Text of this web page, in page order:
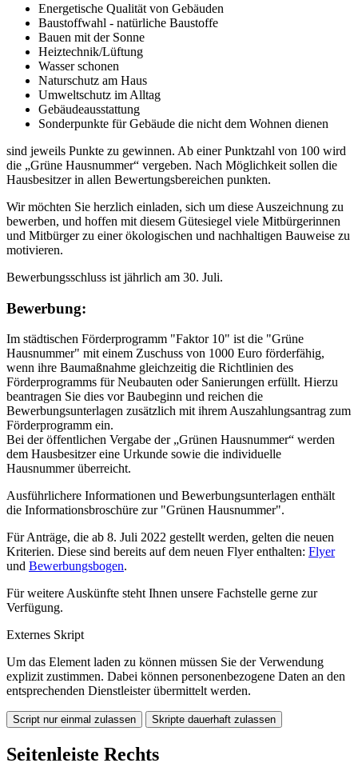
Energetische Qualität von Gebäuden
Baustoffwahl - natürliche Baustoffe
Bauen mit der Sonne
Heiztechnik/Lüftung
Wasser schonen
Naturschutz am Haus
Umweltschutz im Alltag
Gebäudeausstattung
Sonderpunkte für Gebäude die nicht dem Wohnen dienen
sind jeweils Punkte zu gewinnen. Ab einer Punktzahl von 100 wird
die „Grüne Hausnummer“ vergeben. Nach Möglichkeit sollen die
Hausbesitzer in allen Bewertungsbereichen punkten.
Wir möchten Sie herzlich einladen, sich um diese Auszeichnung zu
bewerben, und hoffen mit diesem Gütesiegel viele Mitbürgerinnen
und Mitbürger zu einer ökologischen und nachhaltigen Bauweise zu
motivieren.
Bewerbungsschluss ist jährlich am 30. Juli.
Bewerbung:
Im städtischen Förderprogramm "Faktor 10" ist die "Grüne
Hausnummer" mit einem Zuschuss von 1000 Euro förderfähig,
wenn ihre Baumaßnahme gleichzeitig die Richtlinien des
Förderprogramms für Neubauten oder Sanierungen erfüllt. Hierzu
beantragen Sie dies vor Baubeginn und reichen die
Bewerbungsunterlagen zusätzlich mit ihrem Auszahlungsantrag zum
Förderprogramm ein.
Bei der öffentlichen Vergabe der „Grünen Hausnummer“ werden
dem Hausbesitzer eine Urkunde sowie die individuelle
Hausnummer überreicht.
Ausführlichere Informationen und Bewerbungsunterlagen enthält
die Informationsbroschüre zur "Grünen Hausnummer".
Für Anträge, die ab 8. Juli 2022 gestellt werden, gelten die neuen
Kriterien. Diese sind bereits auf dem neuen Flyer enthalten: Flyer
und Bewerbungsbogen.
Für weitere Auskünfte steht Ihnen unsere Fachstelle gerne zur
Verfügung.
Externes Skript
Um das Element laden zu können müssen Sie der Verwendung
explizit zustimmen. Dabei können personenbezogene Daten an den
entsprechenden Dienstleister übermittelt werden.
Script nur einmal zulassen Skripte dauerhaft zulassen
Seitenleiste Rechts